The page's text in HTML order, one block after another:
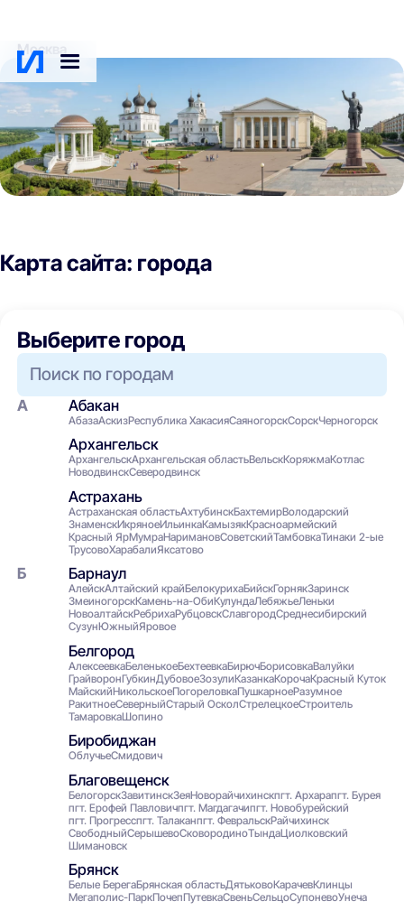
Москва
Карта сайта: города
Выберите город
Абакан
АбазаАскизРеспублика ХакасияСаяногорскСорскЧерногорск
Архангельск
АрхангельскАрхангельская областьВельскКоряжмаКотлас
НоводвинскСеверодвинск
Астрахань
Астраханская областьАхтубинскБахтемирВолодарский
ЗнаменскИкряноеИльинкаКамызякКрасноармейский
Красный ЯрМумраНаримановСоветскийТамбовкаТинаки 2-ые
ТрусовоХарабалиЯксатово
Барнаул
АлейскАлтайский крайБелокурихаБийскГорнякЗаринск
ЗмеиногорскКамень-на-ОбиКулундаЛебяжьеЛеньки
НовоалтайскРебрихаРубцовскСлавгородСреднесибирский
СузунЮжныйЯровое
Белгород
АлексеевкаБеленькоеБехтеевкаБирючБорисовкаВалуйки
ГрайворонГубкинДубовоеЗозулиКазанкаКорочаКрасный Куток
МайскийНикольскоеПогореловкаПушкарноеРазумное
РакитноеСеверныйСтарый ОсколСтрелецкоеСтроитель
ТамаровкаШопино
Биробиджан
ОблучьеСмидович
Благовещенск
БелогорскЗавитинскЗеяНоворайчихинскпгт. Архарапгт. Бурея
пгт. Ерофей Павловичпгт. Магдагачипгт. Новобурейский
пгт. Прогресспгт. Талаканпгт. ФевральскРайчихинск
СвободныйСерышевоСковородиноТындаЦиолковский
Шимановск
Брянск
Белые БерегаБрянская областьДятьковоКарачевКлинцы
Мегаполис-ПаркПочепПутевкаСвеньСельцоСупоневоУнеча